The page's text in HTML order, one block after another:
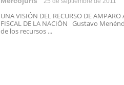
UNA VISIÓN DEL RECURSO DE AMPARO
FISCAL DE LA NACIÓN Gustavo
de los recursos ...